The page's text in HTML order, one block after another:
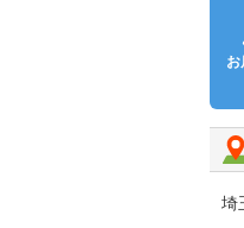
お
埼